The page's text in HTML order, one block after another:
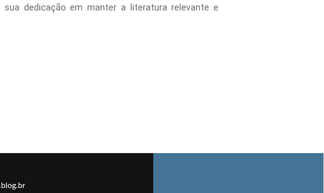
dedicação em manter a literatura relevante e